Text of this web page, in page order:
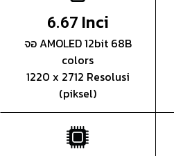
6.67 Inci
จอ AMOLED 12bit 68B
colors
1220 x 2712 Resolusi
(piksel)